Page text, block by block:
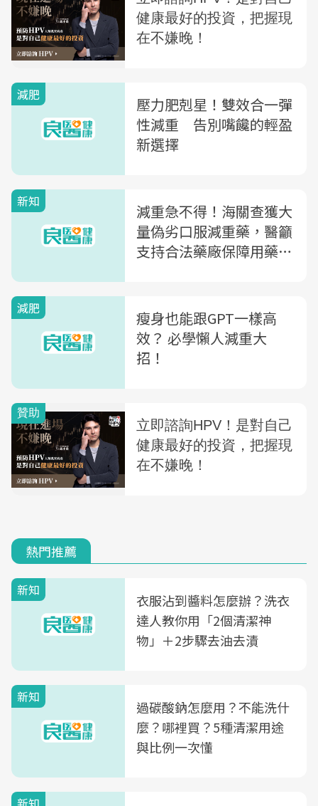
減肥
壓力肥剋星！雙效合一彈
性減重 告別嘴饞的輕盈
新選擇
新知
減重急不得！海關查獲大
量偽劣口服減重藥，醫籲
支持合法藥廠保障用藥安
減肥
瘦身也能跟GPT一樣高
效？ 必學懶人減重大
招！
熱門推薦
新知
衣服沾到醬料怎麼辦？洗衣
達人教你用「2個清潔神
物」＋2步驟去油去漬
新知
過碳酸鈉怎麼用？不能洗什
麼？哪裡買？5種清潔用途
與比例一次懂